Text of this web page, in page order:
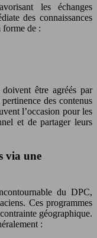
les échanges
des connaissances
forme de :
être agréés par
des contenus
l’occasion pour les
et de partager leurs
via une
du DPC,
Ces programmes
géographique.
: